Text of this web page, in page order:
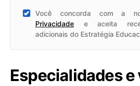
Você concorda com a
Privacidade e aceita
adicionais do Estratégia
Especialidades e